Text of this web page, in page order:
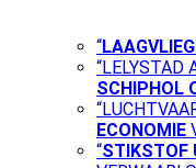
“
“LELYSTAD
SCHIPHOL
ECONOMIE
“STIKSTOF